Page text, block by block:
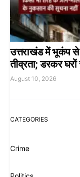
उत्तराखंड में भूकंप से
तीव्रता; डरकर
August 10, 2026
CATEGORIES
Crime